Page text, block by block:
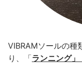
VIBRAMソールの種
り、「ランニング」